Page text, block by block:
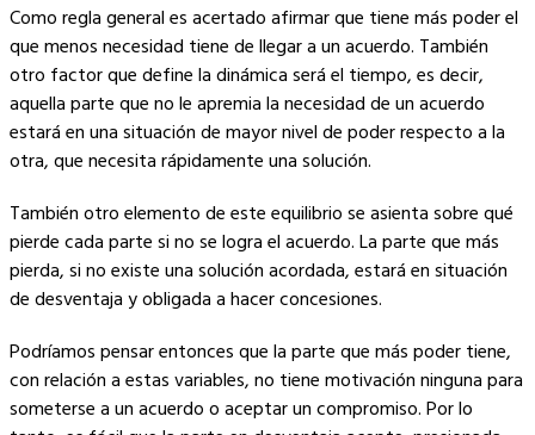
Como regla general es acertado afirmar que tiene más poder el
que menos necesidad tiene de llegar a un acuerdo. También
otro factor que define la dinámica será el tiempo, es decir,
aquella parte que no le apremia la necesidad de un acuerdo
estará en una situación de mayor nivel de poder respecto a la
otra, que necesita rápidamente una solución.
También otro elemento de este equilibrio se asienta sobre qué
pierde cada parte si no se logra el acuerdo. La parte que más
pierda, si no existe una solución acordada, estará en situación
de desventaja y obligada a hacer concesiones.
Podríamos pensar entonces que la parte que más poder tiene,
con relación a estas variables, no tiene motivación ninguna para
someterse a un acuerdo o aceptar un compromiso. Por lo